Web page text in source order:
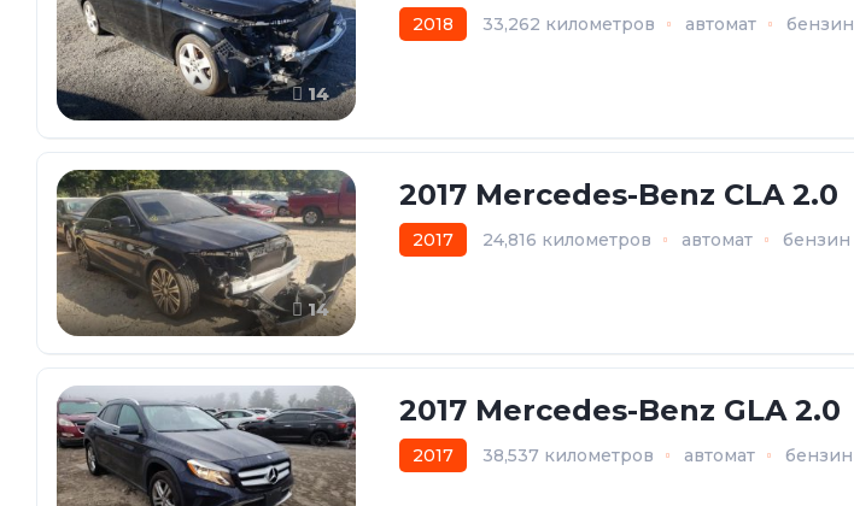
14
2018 33,262 километров автомат бензин
14
2017 Mercedes-Benz CLA 2.0
2017 24,816 километров автомат бензин
2017 Mercedes-Benz GLA 2.0
2017 38,537 километров автомат бензин